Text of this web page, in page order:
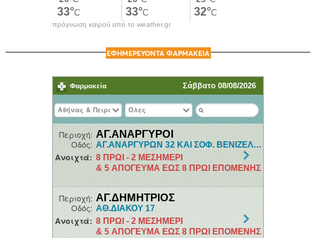
πρόγνωση καιρού από το weather.gr
ΕΦΗΜΕΡΕΥΟΝΤΑ ΦΑΡΜΑΚΕΙΑ